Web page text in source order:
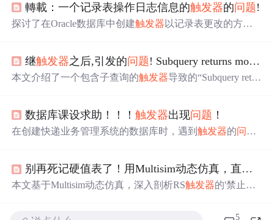
置的方法，并提出了存在的问题。
轉載：一个记录表操作日志信息的触发器的问题!
探讨了在Oracle数据库中创建触发器 以记录表更改的方
型、变化的记录和时间。
继触发器之后,引发的问题! Subquery returns more than 1 rows
本文介绍了一个包含子查询的触发器导致的“Subquery retur
数据库课设求助！！！触发器出现问题 ！
在创建快递业务管理系统的数据库时，遇到触发器的问题
RT语句需FROM子句，DELETE语句删除了全部而非指定
状态的数据。问题可能与数据库配置或SQL解析规则有
别再死记硬值表了！用Multisim动态仿真，直观理解RS
本文基于Multisim动态仿真，深入剖析RS触发器的'禁止
5